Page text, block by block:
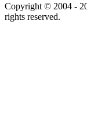
Copyright © 2004 -
rights reserved.